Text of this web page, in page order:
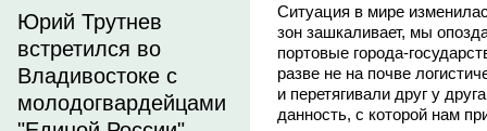
Юрий Трутнев
встретился во
Владивостоке с
молодогвардейцами
Ситуация в мире
зон зашкаливает, мы
портовые города-
разве не на почве
и перетягивали друг у
данность, с которой нам